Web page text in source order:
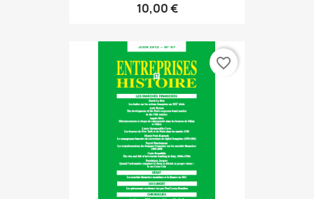
10,00 €
favorite_border